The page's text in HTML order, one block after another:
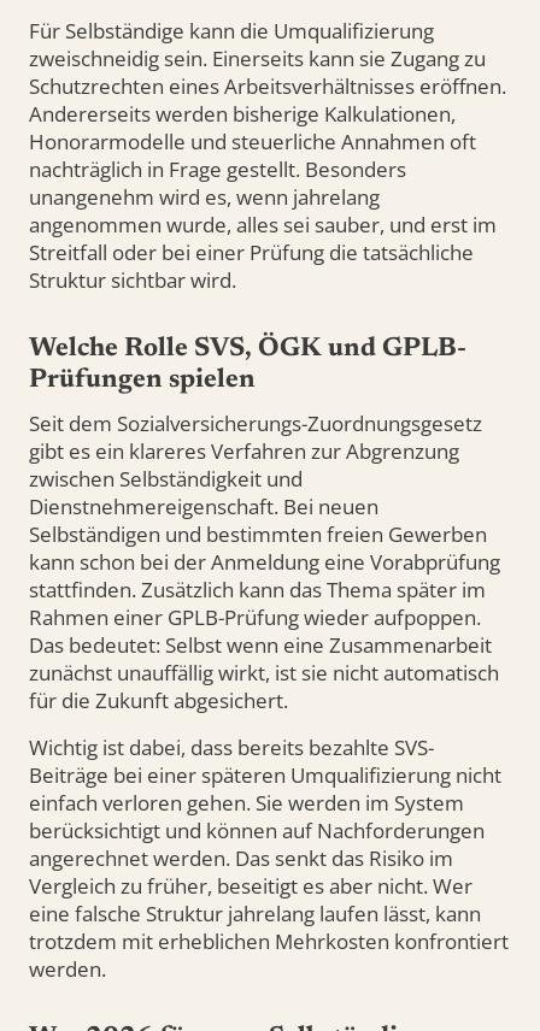
Für Selbständige kann die Umqualifizierung
zweischneidig sein. Einerseits kann sie Zugang zu
Schutzrechten eines Arbeitsverhältnisses eröffnen.
Andererseits werden bisherige Kalkulationen,
Honorarmodelle und steuerliche Annahmen oft
nachträglich in Frage gestellt. Besonders
unangenehm wird es, wenn jahrelang
angenommen wurde, alles sei sauber, und erst im
Streitfall oder bei einer Prüfung die tatsächliche
Struktur sichtbar wird.
Welche Rolle SVS, ÖGK und GPLB-
Prüfungen spielen
Seit dem Sozialversicherungs-Zuordnungsgesetz
gibt es ein klareres Verfahren zur Abgrenzung
zwischen Selbständigkeit und
Dienstnehmereigenschaft. Bei neuen
Selbständigen und bestimmten freien Gewerben
kann schon bei der Anmeldung eine Vorabprüfung
stattfinden. Zusätzlich kann das Thema später im
Rahmen einer GPLB-Prüfung wieder aufpoppen.
Das bedeutet: Selbst wenn eine Zusammenarbeit
zunächst unauffällig wirkt, ist sie nicht automatisch
für die Zukunft abgesichert.
Wichtig ist dabei, dass bereits bezahlte SVS-
Beiträge bei einer späteren Umqualifizierung nicht
einfach verloren gehen. Sie werden im System
berücksichtigt und können auf Nachforderungen
angerechnet werden. Das senkt das Risiko im
Vergleich zu früher, beseitigt es aber nicht. Wer
eine falsche Struktur jahrelang laufen lässt, kann
trotzdem mit erheblichen Mehrkosten konfrontiert
werden.